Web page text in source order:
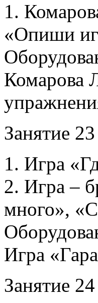
1.
«Опиши
Комарова
Занятие 23
1. Игра
2. Игра –
много»,
Игра
Занятие 24